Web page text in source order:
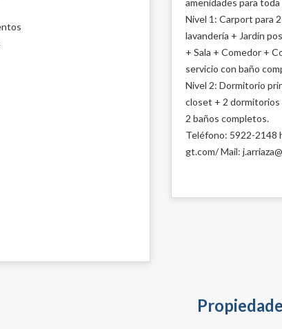
amenidades para toda
Nivel 1: Carport para
lavandería + Jardín
+ Sala + Comedor +
servicio con baño
Nivel 2: Dormitorio
closet + 2 dormitorios
2 baños completos.
Teléfono: 5922-
gt.com/ Mail: